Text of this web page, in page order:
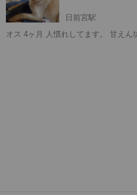
日前宮駅
オス 4ヶ月 人慣れしてます。 甘えん坊さんです。